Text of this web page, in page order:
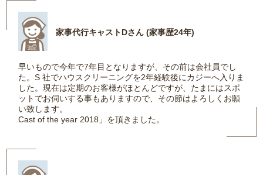
家事代行キャストDさん (家事歴24年)
早いもので今年で7年目となりますが、その前は会社員でし
た。S 社でハウスクリーニングを2年経験後にカジーへ入りま
した。現在は定期のお客様がほとんどですが、たまにはスポ
ットでお伺いする事もありますので、その節はよろしくお願
い致します。
Cast of the year 2018」を頂きました。